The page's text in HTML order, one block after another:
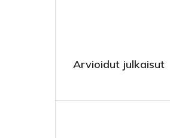
Arvioidut julkaisut